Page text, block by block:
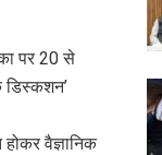
पर 20 से
वैज्ञानिक